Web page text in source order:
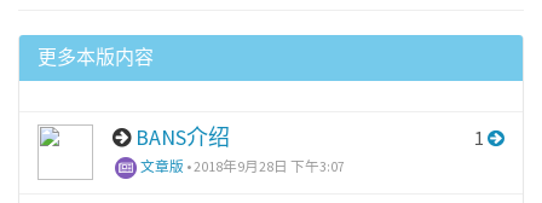
更多本版内容
BANS介绍
文章版 •2018年9月28日 下午3:07
1